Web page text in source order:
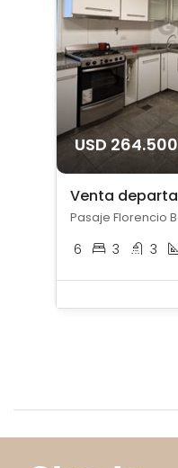
USD 264.500
6 3 3